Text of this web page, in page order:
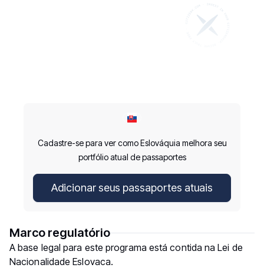
Cadastre-se para ver como Eslováquia melhora seu
portfólio atual de passaportes
Adicionar seus passaportes atuais
Marco regulatório
A base legal para este programa está contida na Lei de
Nacionalidade Eslovaca.